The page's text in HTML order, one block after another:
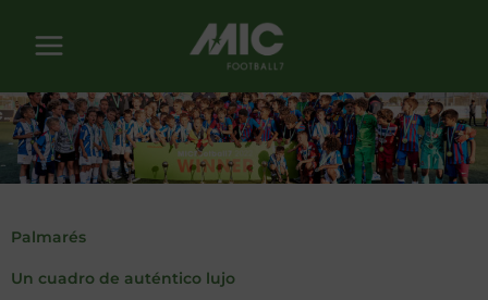
contenido
Palmarés
Un cuadro de auténtico lujo